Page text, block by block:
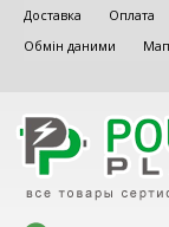
Доставка Оплата
Обмін даними